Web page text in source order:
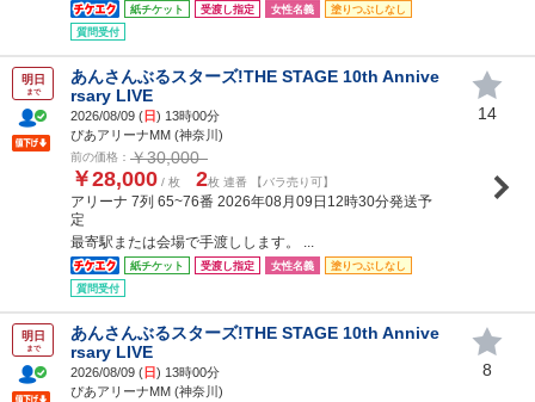
紙チケット 受渡し指定 女性名義
塗りつぶしなし
質問受付
明日
まで
あんさんぶるスターズ!THE STAGE 10th Annive
rsary LIVE
2026/08/09 (日) 13時00分
ぴあアリーナMM (神奈川)
前の価格： ￥30,000
￥28,000 / 枚 2枚 連番 【バラ売り可】
アリーナ 7列 65~76番 2026年08月09日12時30分発送予
定
最寄駅または会場で手渡しします。 ...
紙チケット 受渡し指定 女性名義
塗りつぶしなし
質問受付
14
明日
まで
あんさんぶるスターズ!THE STAGE 10th Annive
rsary LIVE
2026/08/09 (日) 13時00分
ぴあアリーナMM (神奈川)
8